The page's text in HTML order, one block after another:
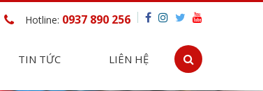
Hotline: 0937 890 256
TIN TỨC LIÊN HỆ